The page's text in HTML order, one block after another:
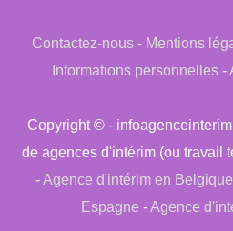
Contactez-nous- Mentions
Informations personnelles -
Copyright © -
de agences d'intérim (ou travail
-Agence d'intérim en Belgique
Espagne -Agence